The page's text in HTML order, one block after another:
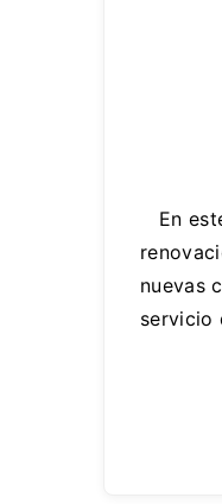
En
nuevas
servicio